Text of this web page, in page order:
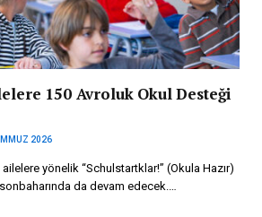
150 Avroluk Okul Desteği
2026
yönelik “Schulstartklar!” (Okula Hazır)
da devam edecek.…